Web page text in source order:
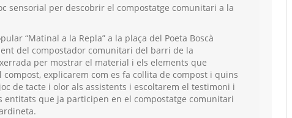
sensorial per descobrir el compostatge comunitari a la
“Matinal a la Repla” a la plaça del Poeta Boscà
del compostador comunitari del barri de la
per mostrar el material i els elements que
compost, explicarem com es fa collita de compost i quins
de tacte i olor als assistents i escoltarem el testimoni i
entitats que ja participen en el compostatge comunitari